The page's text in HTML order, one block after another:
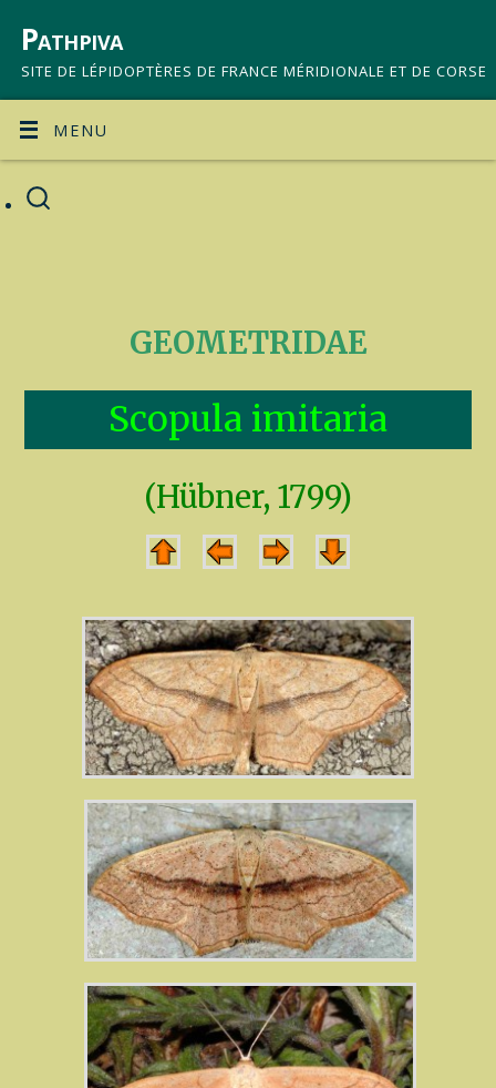
Pathpiva
SITE DE LÉPIDOPTÈRES DE FRANCE MÉRIDIONALE ET DE CORSE
MENU
GEOMETRIDAE
Scopula imitaria
(Hübner, 1799)